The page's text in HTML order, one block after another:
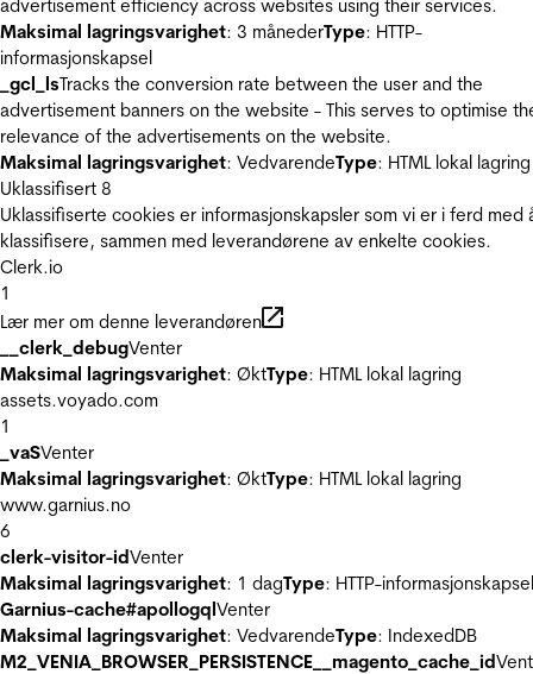
advertisement efficiency across websites using their services.
Maksimal lagringsvarighet: 3 månederType: HTTP-
informasjonskapsel
_gcl_lsTracks the conversion rate between the user and the
advertisement banners on the website - This serves to optimise
relevance of the advertisements on the website.
Maksimal lagringsvarighet: VedvarendeType: HTML lokal lagring
Uklassifisert 8
Uklassifiserte cookies er informasjonskapsler som vi er i ferd med
klassifisere, sammen med leverandørene av enkelte cookies.
Clerk.io
1
Lær mer om denne leverandøren
__clerk_debugVenter
Maksimal lagringsvarighet: ØktType: HTML lokal lagring
assets.voyado.com
1
_vaSVenter
Maksimal lagringsvarighet: ØktType: HTML lokal lagring
www.garnius.no
6
clerk-visitor-idVenter
Maksimal lagringsvarighet: 1 dagType: HTTP-informasjonskapsel
Garnius-cache#apollogqlVenter
Maksimal lagringsvarighet: VedvarendeType: IndexedDB
M2_VENIA_BROWSER_PERSISTENCE__magento_cache_id